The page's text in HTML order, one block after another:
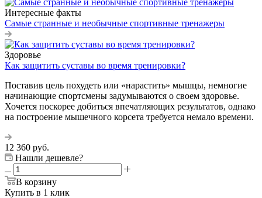
Интересные факты
Самые странные и необычные спортивные тренажеры
Здоровье
Как защитить суставы во время тренировки?
Поставив цель похудеть или «нарастить» мышцы, немногие
начинающие спортсмены задумываются о своем здоровье.
Хочется поскорее добиться впечатляющих результатов, однако
на построение мышечного корсета требуется немало времени.
12 360 руб.
Нашли дешевле?
В корзину
Купить в 1 клик